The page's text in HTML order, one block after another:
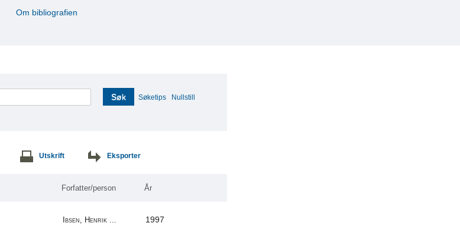
Om bibliografien
Søk Søketips Nullstill
Utskrift Eksporter
Forfatter/person År
Ibsen, Henrik ... 1997